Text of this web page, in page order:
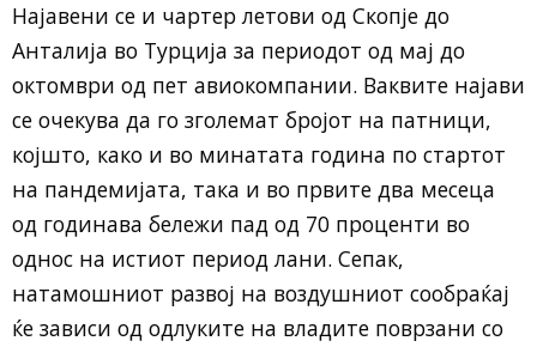
Најавени се и чартер летови од Скопје до
Анталија во Турција за периодот од мај до
октомври од пет авиокомпании. Ваквите најави
се очекува да го зголемат бројот на патници,
којшто, како и во минатата година по стартот
на пандемијата, така и во првите два месеца
од годинава бележи пад од 70 проценти во
однос на истиот период лани. Сепак,
натамошниот развој на воздушниот сообраќај
ќе зависи од одлуките на владите поврзани со